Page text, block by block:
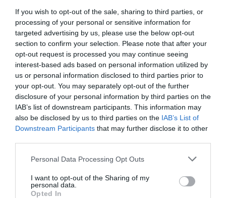
If you wish to opt-out of the sale, sharing to third parties, or
processing of your personal or sensitive information for
targeted advertising by us, please use the below opt-out
section to confirm your selection. Please note that after your
opt-out request is processed you may continue seeing
interest-based ads based on personal information utilized by
us or personal information disclosed to third parties prior to
your opt-out. You may separately opt-out of the further
disclosure of your personal information by third parties on the
IAB’s list of downstream participants. This information may
also be disclosed by us to third parties on the IAB’s List of
Downstream Participants that may further disclose it to other
Personal Data Processing Opt Outs
I want to opt-out of the Sharing of my
personal data.
Opted In
Réduction de -30% = augmentation de 30%
Je n’achète pas!!!
RÉPONDRE
LAISSER UN COMMENTAIRE
FAIRE UN DON
Appel aux lecteurs !
Soutenez Air Journal participez
à son